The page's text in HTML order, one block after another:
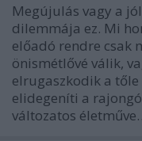
Megújulás vagy a
dilemmája ez. Mi
előadó rendre csak
önismétlővé válik,
elrugaszkodik a tőle
elidegeníti a
változatos